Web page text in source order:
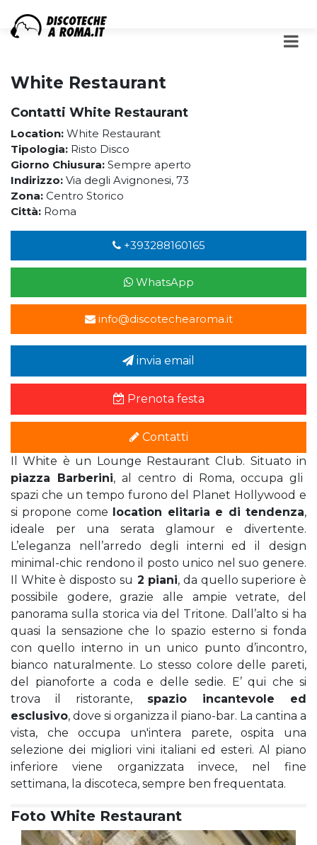
White Restaurant
Contatti White Restaurant
Location: White Restaurant
Tipologia: Risto Disco
Giorno Chiusura: Sempre aperto
Indirizzo: Via degli Avignonesi, 73
Zona: Centro Storico
Città: Roma
+393288160165
WhatsApp
info@discotechearoma.it
invia email
Prenota festa
Contatti
Il White è un Lounge Restaurant Club. Situato in
piazza Barberini, al centro di Roma, occupa gli
spazi che un tempo furono del Planet Hollywood e
si propone come location elitaria e di tendenza,
ideale per una serata glamour e divertente.
L’eleganza nell’arredo degli interni ed il design
minimal-chic rendono il posto unico nel suo genere.
Il White è disposto su 2 piani, da quello superiore è
possibile godere, grazie alle ampie vetrate, del
panorama sulla storica via del Tritone. Dall’alto si ha
quasi la sensazione che lo spazio esterno si fonda
con quello interno in un unico punto d’incontro,
bianco naturalmente. Lo stesso colore delle pareti,
del pianoforte a coda e delle sedie. E’ qui che si
trova il ristorante, spazio incantevole ed
esclusivo, dove si organizza il piano-bar. La cantina a
vista, che occupa un'intera parete, ospita una
selezione dei migliori vini italiani ed esteri. Al piano
inferiore viene organizzata invece, nel fine
settimana, la discoteca, sempre ben frequentata.
Foto White Restaurant